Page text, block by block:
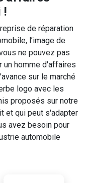
!
de réparation
l’image de
ne pouvez pas
un homme d'affaires
sur le marché
logo avec les
proposés sur notre
et qui peut s'adapter
avez besoin pour
automobile